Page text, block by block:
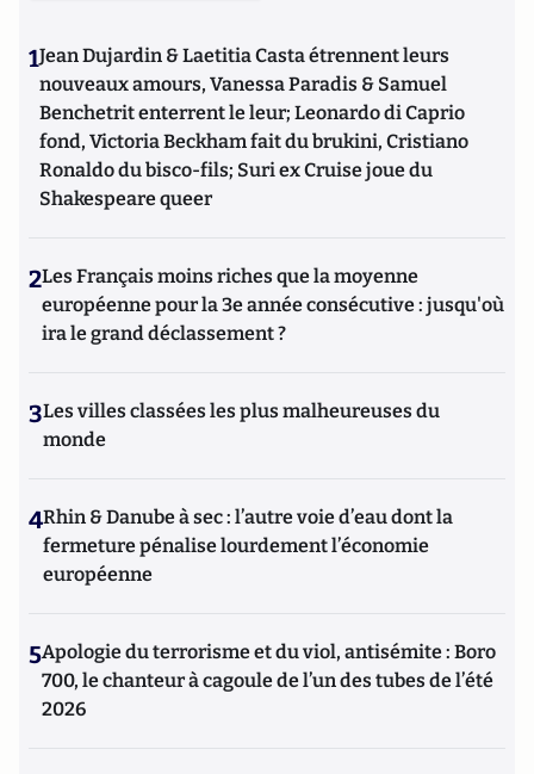
1Jean Dujardin & Laetitia Casta étrennent leurs
nouveaux amours, Vanessa Paradis & Samuel
Benchetrit enterrent le leur; Leonardo di Caprio
fond, Victoria Beckham fait du brukini, Cristiano
Ronaldo du bisco-fils; Suri ex Cruise joue du
Shakespeare queer
2Les Français moins riches que la moyenne
européenne pour la 3e année consécutive : jusqu'où
ira le grand déclassement ?
3Les villes classées les plus malheureuses du
monde
4Rhin & Danube à sec : l’autre voie d’eau dont la
fermeture pénalise lourdement l’économie
européenne
5Apologie du terrorisme et du viol, antisémite : Boro
700, le chanteur à cagoule de l’un des tubes de l’été
2026